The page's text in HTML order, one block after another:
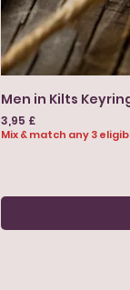
Men in Kilts
Preis
3,95 £
Mix & match any 3